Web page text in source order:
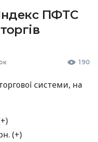
ПФТС
190
системи, на
(+)